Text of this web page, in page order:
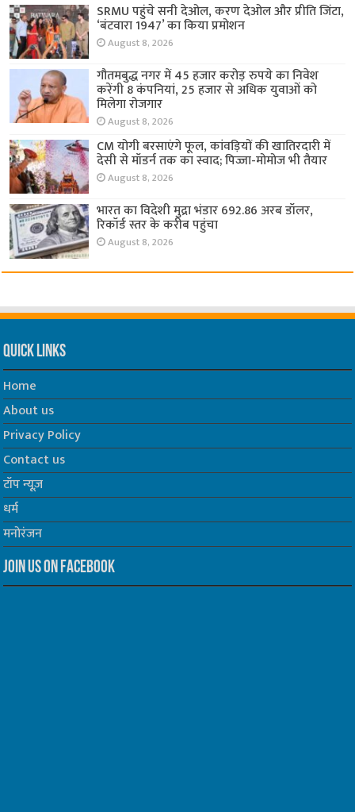
SRMU पहुंचे सनी देओल, करण देओल और प्रीति जिंटा,
‘बंटवारा 1947’ का किया प्रमोशन
August 8, 2026
गौतमबुद्ध नगर में 45 हजार करोड़ रुपये का निवेश
करेंगी 8 कंपनियां, 25 हजार से अधिक युवाओं को
मिलेगा रोजगार
August 8, 2026
CM योगी बरसाएंगे फूल, कांवड़ियों की खातिरदारी में
देसी से मॉडर्न तक का स्वाद; पिज्जा-मोमोज भी तैयार
August 8, 2026
भारत का विदेशी मुद्रा भंडार 692.86 अरब डॉलर,
रिकॉर्ड स्तर के करीब पहुंचा
August 8, 2026
Quick Links
Home
About us
Privacy Policy
Contact us
टॉप न्यूज़
धर्म
मनोरंजन
Join us on Facebook